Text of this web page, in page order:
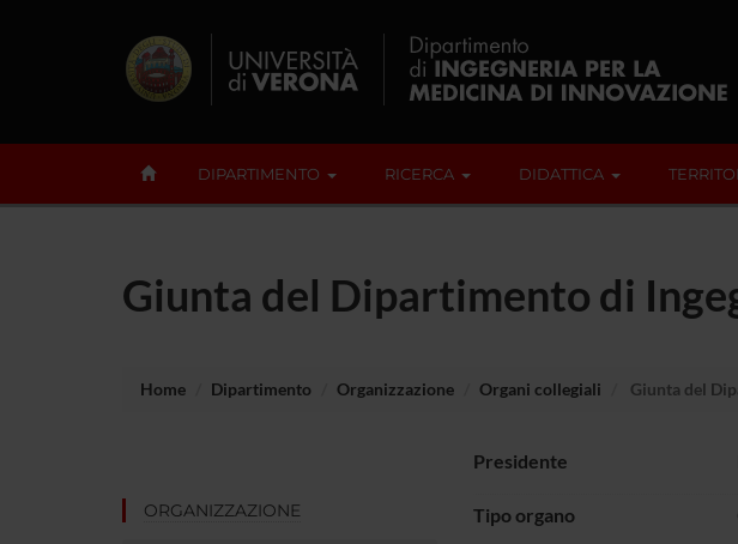
DIPARTIMENTO RICERCA DIDATTICA
Giunta del Dipartimento di
Home Dipartimento Organizzazione Organi collegiali Giunta del
ORGANIZZAZIONE
Presidente
Tipo organo